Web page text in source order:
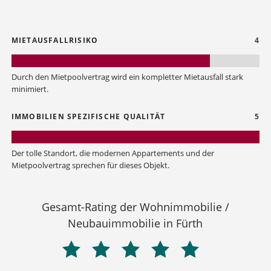
MIETAUSFALLRISIKO 4
Durch den Mietpoolvertrag wird ein kompletter Mietausfall stark
minimiert.
IMMOBILIEN SPEZIFISCHE QUALITÄT 5
Der tolle Standort, die modernen Appartements und der
Mietpoolvertrag sprechen für dieses Objekt.
Gesamt-Rating der Wohnimmobilie /
Neubauimmobilie in Fürth